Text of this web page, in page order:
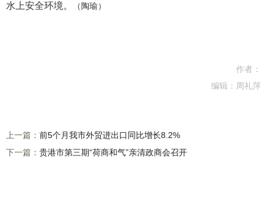
水上安全环境。
（陶瑜）
作者：
编辑：周礼萍
上一篇： 前5个月我市外贸进出口同比增长8.2%
下一篇： 贵港市第三期“荷商和气”亲清政商会召开